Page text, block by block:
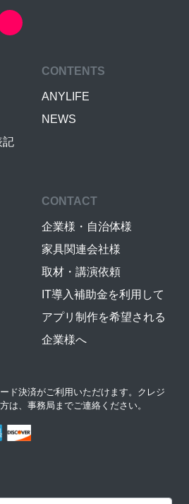
記
CONTENTS
ANYLIFE
NEWS
CONTACT
企業様・自治体様
家具関連会社様
取材・講演依頼
IT導入補助金を利用して
アプリ制作を希望される
企業様へ
ド決済がご利用いただけます。クレジ
は、事務局までご連絡ください。